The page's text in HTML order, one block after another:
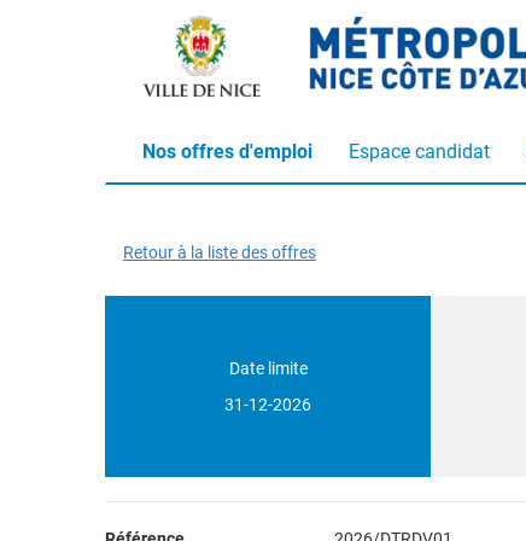
Nos offres d'emploi Espace candidat
Retour à la liste des offres
Date limite
31-12-2026